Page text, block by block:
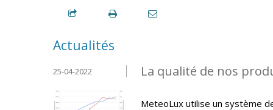
Actualités
La qualité de nos
25-04-2022
MeteoLux utilise un système